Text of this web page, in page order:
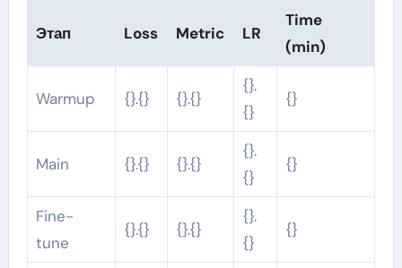
Этап Loss Metric LR
Time
(min)
Warmup {}.{} {}.{}
{}.
{}
{}
Main {}.{} {}.{}
{}.
{}
{}
Fine-
tune
{}.{} {}.{}
{}.
{}
{}